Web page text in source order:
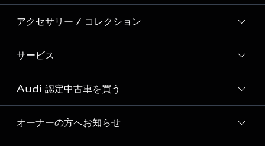
Audi Sport
Formula 1®
デジタルサービス
新車在庫検索
試乗車・展示車検索
見積り依頼
試乗予約
モデル一覧
特別仕様モデル / 限定モデル
e-tronラインアップ
価格シミュレーション
車両比較
アクセサリー / コレクション
純正アクセサリー
オンラインショップ
Audi collection
アウディナビアプリ
サービス
サービス入庫予約
サービスプログラム
メンテナンス
Audi 認定中古車を買う
Audi認定中古車
オーナーの方へお知らせ